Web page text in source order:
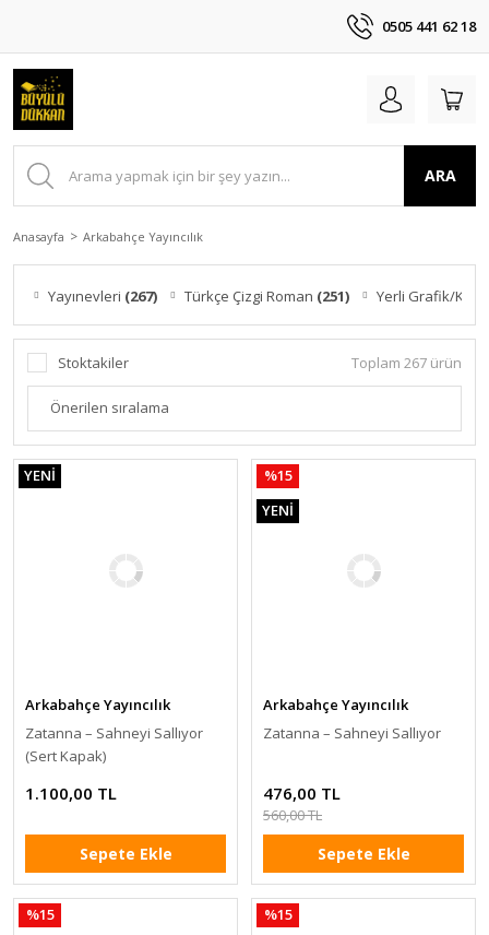
0505 441 62 18
ARA
Anasayfa Arkabahçe Yayıncılık
Yayınevleri (267) Türkçe Çizgi Roman (251) Yerli Grafik/
Stoktakiler Toplam 267 ürün
YENİ
Arkabahçe Yayıncılık
Zatanna – Sahneyi Sallıyor
(Sert Kapak)
1.100,00 TL
Sepete Ekle
%15
YENİ
Arkabahçe Yayıncılık
Zatanna – Sahneyi Sallıyor
476,00 TL
560,00 TL
Sepete Ekle
%15
%15